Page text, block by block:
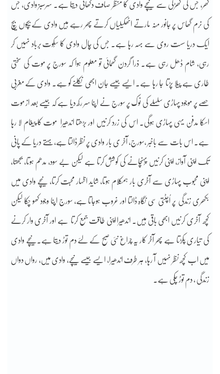
گھر، جس کی کھڑکی سے نیچے وادی کا منظر صاف دکھائی دیتا ہے۔ سرسبز وادی، جس
کی نرم گھاس پر جانور منہ مارتے اٹھکیلیاں کرتے پھر رہے ہیں وادی کے بیچوں بیچ
ایک دریا سست روی سے بہہ رہا ہے۔ جس کی چال وادی کا سُکوت برباد نہیں کر
رہی، شام ڈھل رہی ہے۔ ذرا گردن گھمائی تو معلوم ہوا کہ سورج پر موت کی سختی
طاری ہے پیلا پڑتا جا رہا ہے۔ ایسے جیسے جان ابھی نکلنے کو ہے۔ وادی کے مغربی
حصے پر موجود پہاڑی سلسلے کی نوک پر سورج نے اپنا سر رکھ دیا ہے کہ جیسے بعد از موت
اسکا مدفن یہی پہاڑی ہوگی۔ اس کی زرد کرنیں اور بڑھتا اندھیرا موت کا پیغام لا رہا
ہے۔ اس بات سے باخبر ،سورج، آخر ی بار وادی پر نظر ڈالتا ہے، بہتے دریا کے پانی
تک اپنی آواز، اپنی کرنیں پُہنچانے کی کوشش کرتا ہے لیکن بے سود، مدھم ہوتا، بجھتا،
اپنی محبوب پہاڑی سے آخری بار ہمکلام ہوتا، شاید اظہار محبت کرتا، نیچے وادی میں
بکھری زندگی پر اُچٹتی سی نگاہ ڈالتا اور غروب ہوجاتا ہے، سورج اپنا وجود کھو چکا لیکن
کچھ آخری کرنیں ابھی باقی ہیں۔ اندھیرا اپنی طاقت جمع کرتا ہے اور آخری وار کرنے
کی تیاری پکڑتا ہے پھر آخر کار یہ چراغ نئی صبح کے لئے دم توڑ دیتا ہے۔نیچے وادی
میں اب کچھ نظر نہیں آ رہا، ہر طرف اندھیرا، ایسے جیسے نیچے، وادی میں، رواں دواں
زندگی ، دم توڑ چکی ہے۔